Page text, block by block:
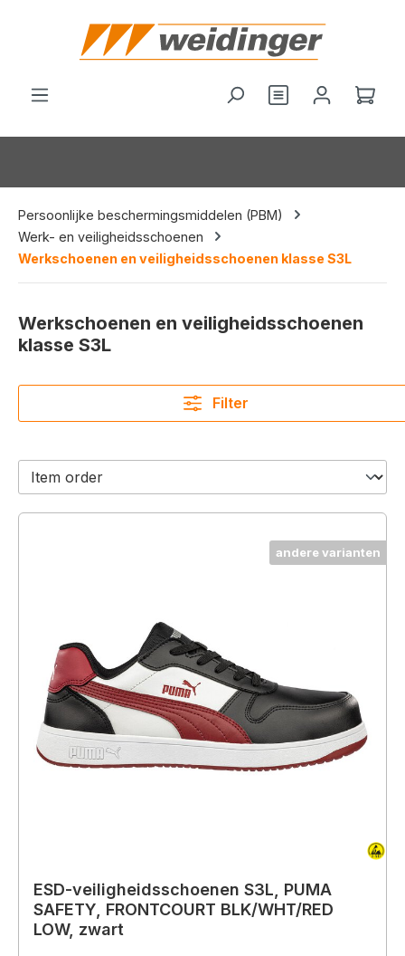
Je hebt 0 items
Persoonlijke beschermingsmiddelen (PBM)
Werk- en veiligheidsschoenen
Werkschoenen en veiligheidsschoenen klasse S3L
Werkschoenen en veiligheidsschoenen
klasse S3L
Filter
andere varianten
ESD-veiligheidsschoenen S3L, PUMA
SAFETY, FRONTCOURT BLK/WHT/RED
LOW, zwart